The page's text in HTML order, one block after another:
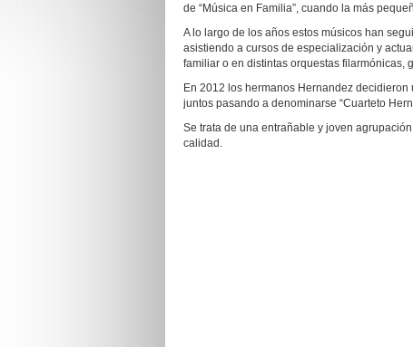
de “Música en Familia”, cuando la más
A lo largo de los años estos músicos han
asistiendo a cursos de especialización y
familiar o en distintas orquestas filarmónicas,
En 2012 los hermanos Hernandez
juntos pasando a denominarse “Cuarteto
Se trata de una entrañable y joven
calidad.